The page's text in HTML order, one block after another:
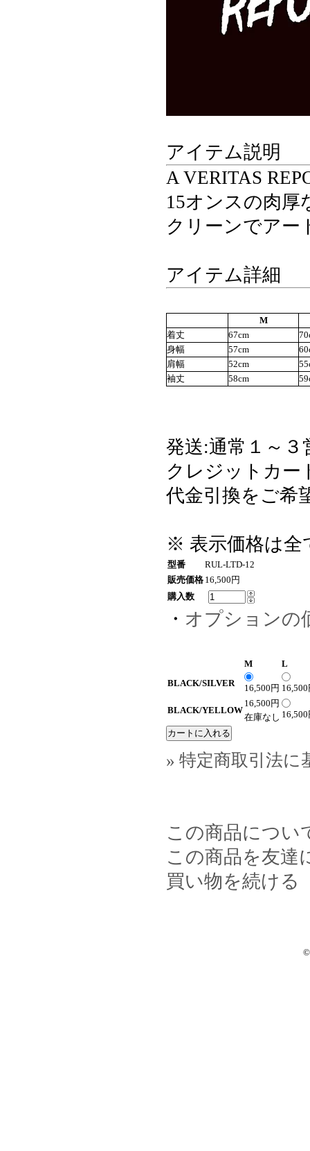
アイテム説明
A VERITAS
15オンスの肉
クリーンでアー
アイテム詳細
M
着丈
67cm
身幅
57cm
肩幅
52cm
袖丈
58cm
発送:通常１～３
クレジットカー
代金引換をご希
※ 表示価格は全
型番
RUL-LTD-12
販売価格 16,500円
購入数
・ オプションの
M
L
BLACK/SILVER
16,500円 16,500
BLACK/YELLOW
16,500円
在庫なし 16,500
» 特定商取引法に
この商品につい
この商品を友達
買い物を続ける
©